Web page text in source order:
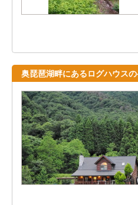
奥琵琶湖畔にあるログハウス